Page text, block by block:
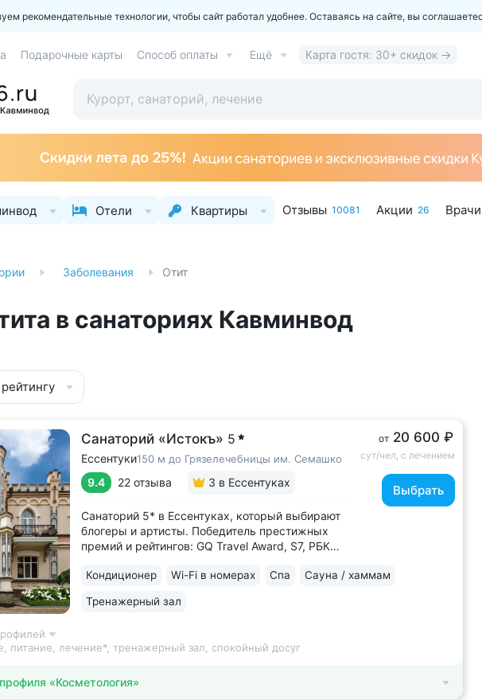
рекомендательные технологии, чтобы сайт работал удобнее. Оставаясь на сайте, вы
Подарочные карты Способ оплаты Ещё Карта гостя: 30+ скидок →
Отели Квартиры Отзывы 10081 Акции 26 Врачи
Заболевания Отит
в санаториях Кавминвод
Санаторий «Истокъ» 5
Ессентуки150 м до Грязелечебницы им. Семашко
9.4 22 отзыва 3 в Ессентуках
Санаторий 5* в Ессентуках, который выбирают
блогеры и артисты. Победитель престижных
премий и рейтингов: GQ Travel Award, S7, РБК
косметологии: массаж ICOONE, лечение
фигуры Tesla Former, безинъекционная
от 20 600 ₽
сут/чел, с лечением
Выбрать
Кондиционер Wi-Fi в номерах Спа Сауна / хаммам
Тренажерный зал
питание, лечение*, тренажерный зал, спокойный досуг
«Косметология»